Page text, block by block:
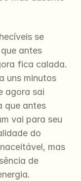
se
antes
fica calada.
uns minutos
agora sai
que antes
vai para seu
do
mas
de